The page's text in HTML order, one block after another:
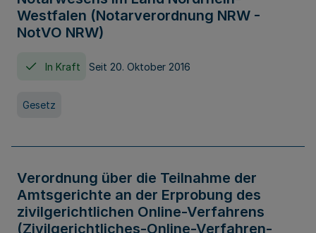
Westfalen (Notarverordnung NRW -
NotVO NRW)
In Kraft Seit 20. Oktober 2016
Gesetz
Verordnung über die Teilnahme der
Amtsgerichte an der Erprobung des
zivilgerichtlichen Online-Verfahrens
(Zivilgerichtliches-Online-Verfahren-